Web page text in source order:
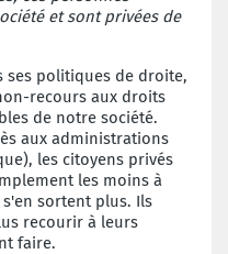
et sont privées de
ses politiques de droite,
recours aux droits
de notre société.
aux administrations
les citoyens privés
les moins à
sortent plus. Ils
recourir à leurs
faire.